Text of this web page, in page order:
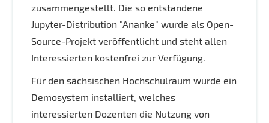
zusammengestellt. Die so entstandene
Jupyter-Distribution "Ananke" wurde als Open-
Source-Projekt veröffentlicht und steht allen
Interessierten kostenfrei zur Verfügung.
Für den sächsischen Hochschulraum wurde ein
Demosystem installiert, welches
interessierten Dozenten die Nutzung von